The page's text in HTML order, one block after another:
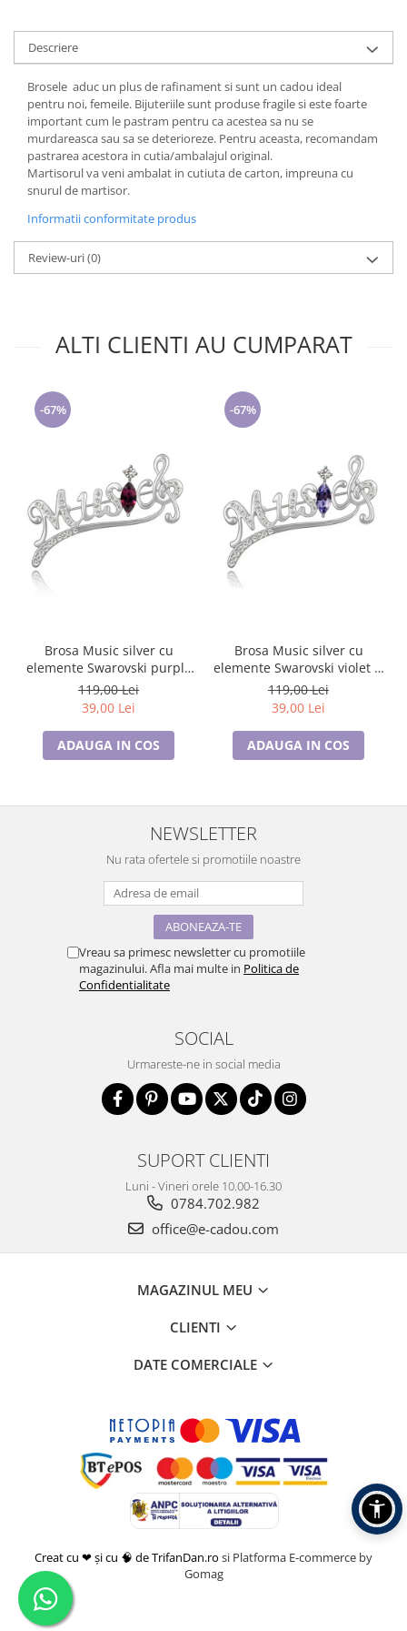
Cadouri pentru Sfânta Maria
Martisoare
Descriere
Brosele aduc un plus de rafinament si sunt un cadou ideal
pentru noi, femeile. Bijuteriile sunt produse fragile si este foarte
important cum le pastram pentru ca acestea sa nu se
murdareasca sau sa se deterioreze. Pentru aceasta, recomandam
pastrarea acestora in cutia/ambalajul original.
Martisorul va veni ambalat in cutiuta de carton, impreuna cu
snurul de martisor.
Informatii conformitate produs
Review-uri(0)
ALTI CLIENTI AU CUMPARAT
-67%
Brosa Music silver cu
elemente Swarovski purple
si placata cu aur 18K
garantie 6 luni
119,00 Lei
39,00 Lei
ADAUGA IN COS
-67%
Brosa Music silver cu
elemente Swarovski violet si
placata cu aur 18K garantie
6 luni
119,00 Lei
39,00 Lei
ADAUGA IN COS
NEWSLETTER
Nu rata ofertele si promotiile noastre
Vreau sa primesc newsletter cu promotiile
magazinului. Afla mai multe in Politica de
Confidentialitate
SOCIAL
Urmareste-ne in social media
SUPORT CLIENTI
Luni - Vineri orele 10.00-16.30
0784.702.982
office@e-cadou.com
MAGAZINUL MEU
CLIENTI
DATE COMERCIALE
Creat cu ❤ și cu 🧠 de TrifanDan.ro si Platforma E-commerce by
Gomag